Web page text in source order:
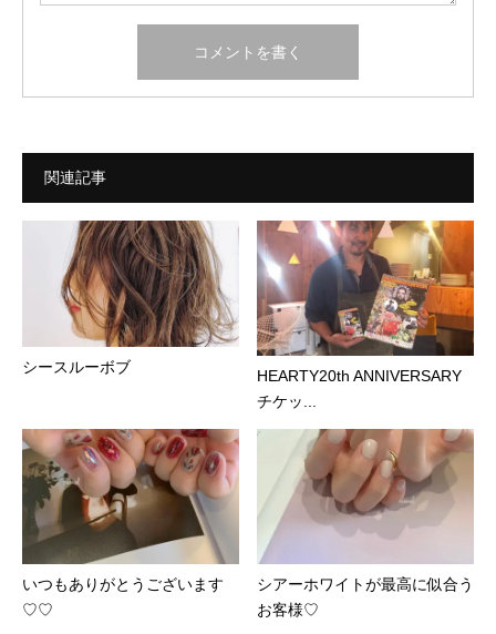
関連記事
シースルーボブ
HEARTY20th ANNIVERSARY
チケッ...
いつもありがとうございます
♡♡
シアーホワイトが最高に似合う
お客様♡